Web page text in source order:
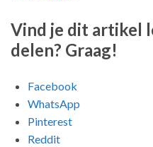
Vind je dit artikel
delen? Graag!
Facebook
WhatsApp
Pinterest
Reddit